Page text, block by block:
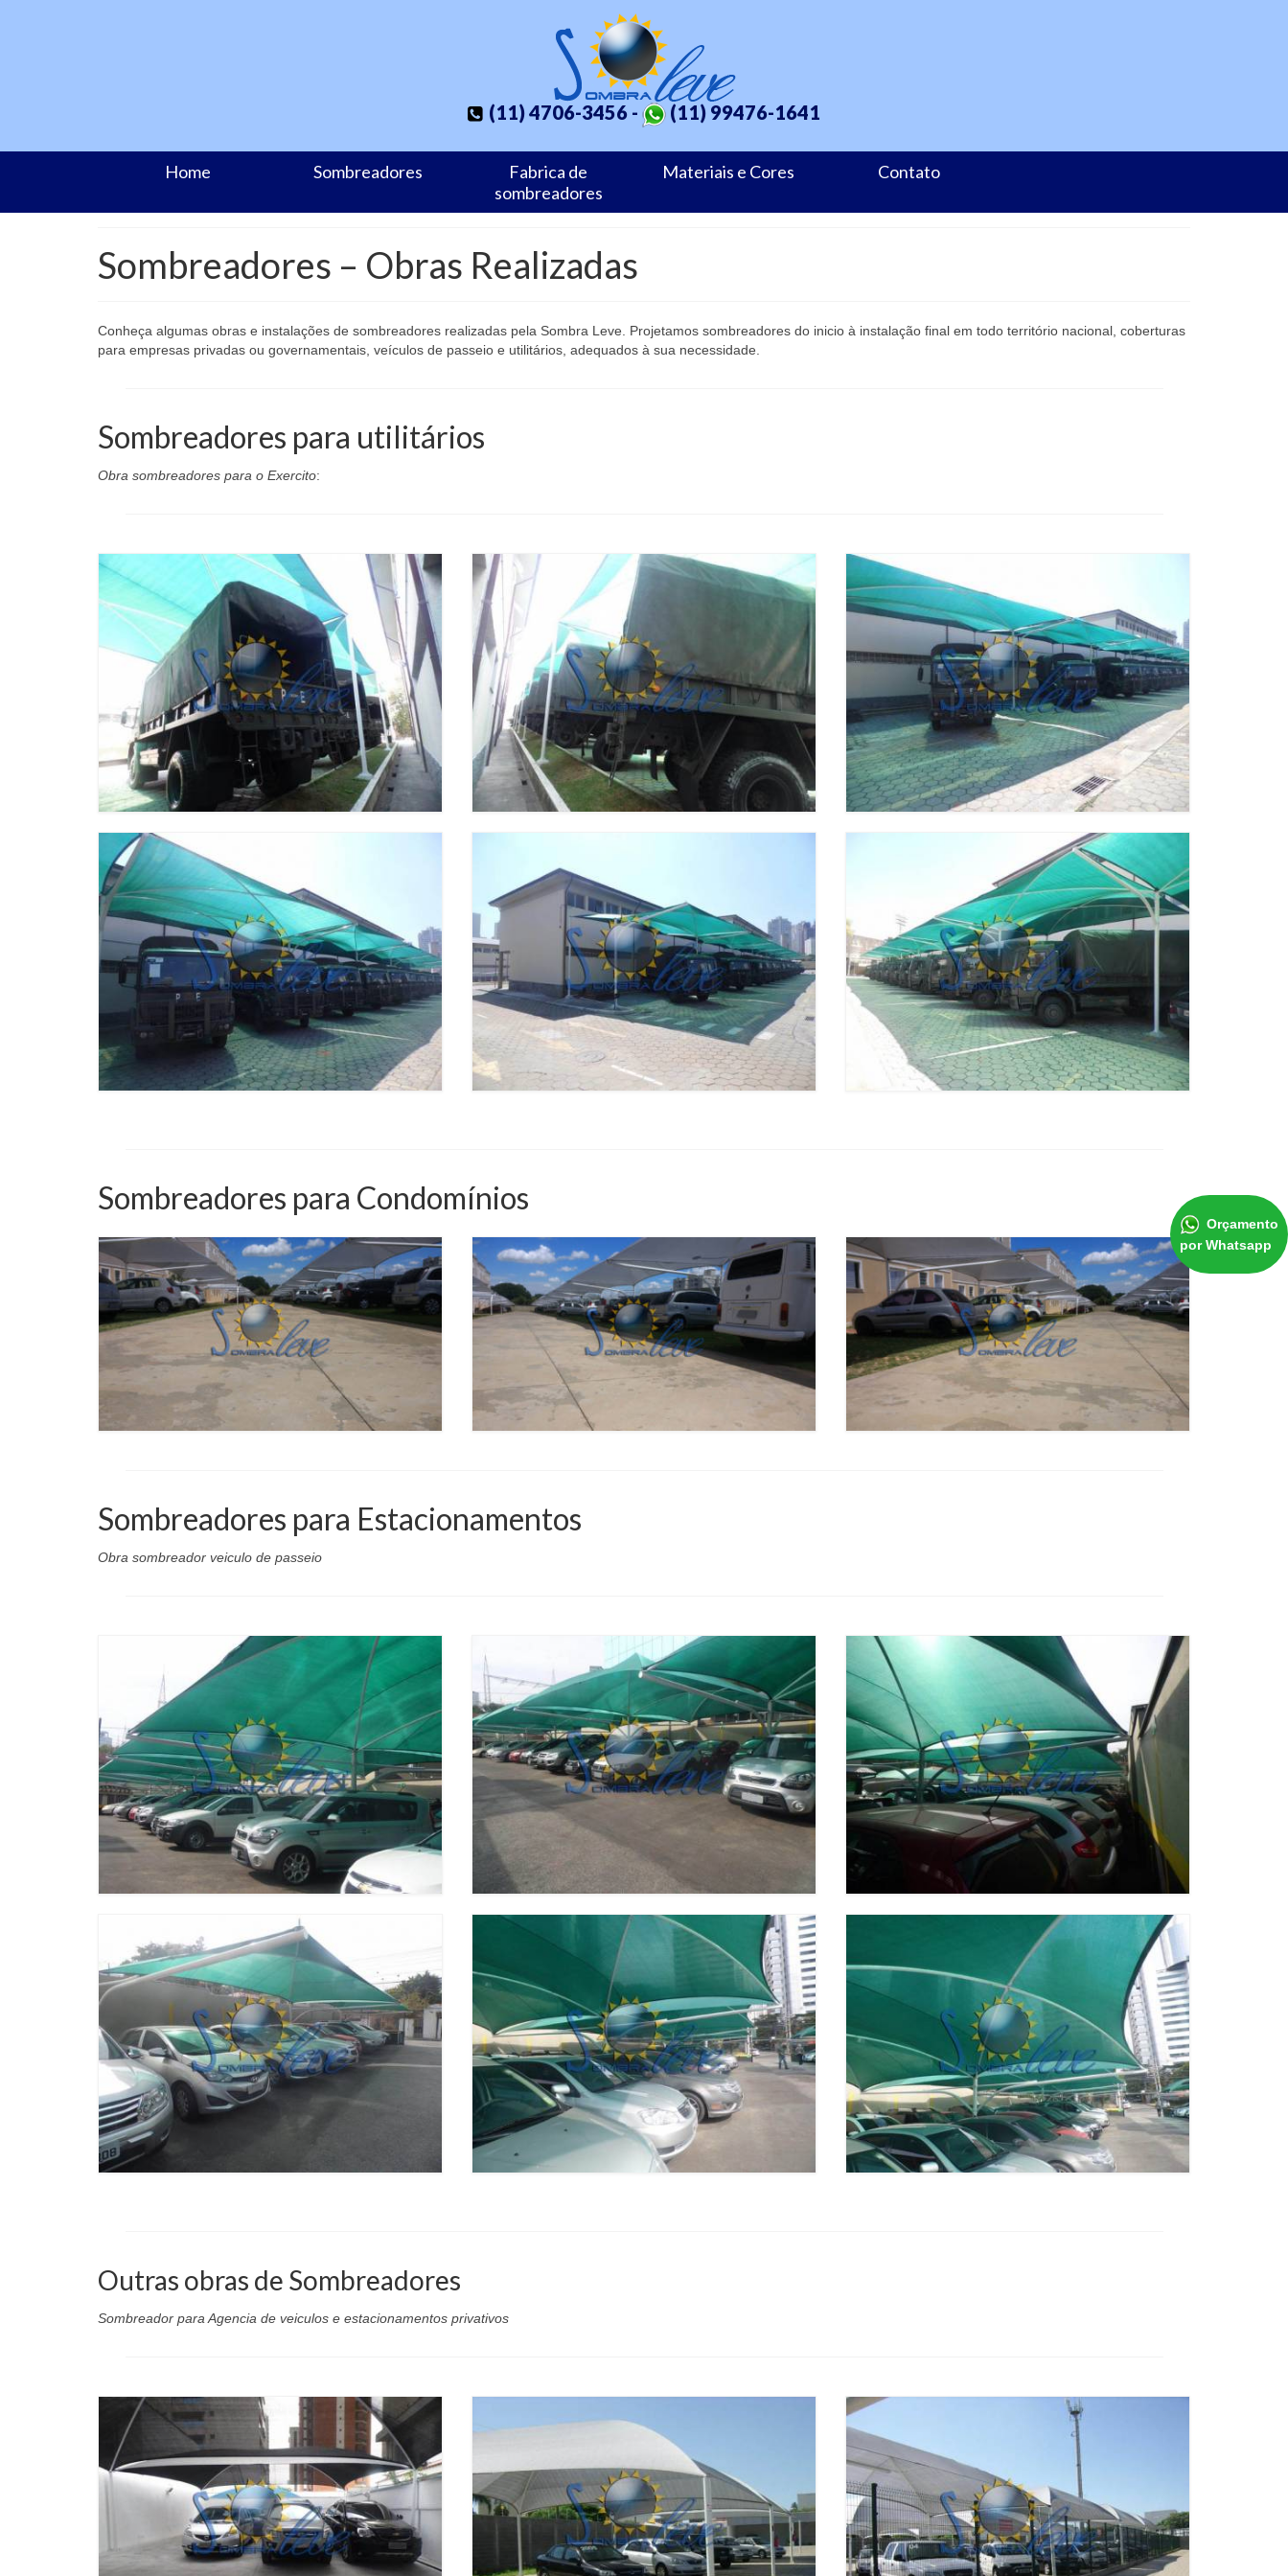
Orçamento
por Whatsapp
(11) 4706-3456 - (11) 99476-1641
Home Sombreadores
Fabrica de
sombreadores
Materiais e Cores Contato
Sombreadores – Obras Realizadas
Conheça algumas obras e instalações de sombreadores realizadas pela Sombra Leve. Projetamos sombreadores do inicio à instalação final em todo território nacional, coberturas
para empresas privadas ou governamentais, veículos de passeio e utilitários, adequados à sua necessidade.
Sombreadores para utilitários
Obra sombreadores para o Exercito:
Sombreadores para Condomínios
Sombreadores para Estacionamentos
Obra sombreador veiculo de passeio
Outras obras de Sombreadores
Sombreador para Agencia de veiculos e estacionamentos privativos